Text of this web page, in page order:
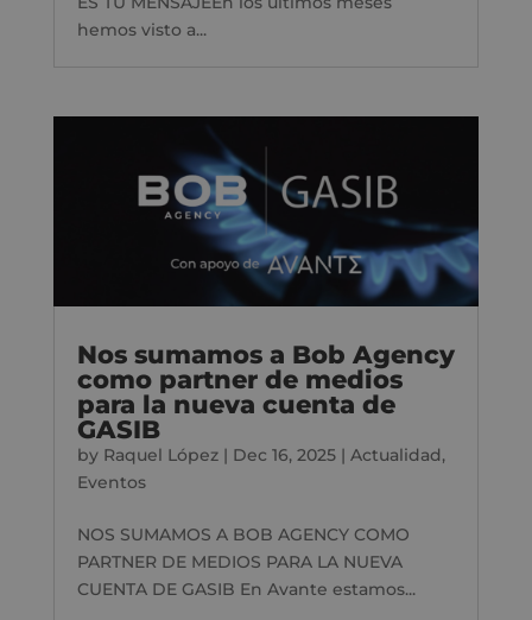
hemos visto a...
Nos sumamos a Bob Agency
como partner de medios
para la nueva cuenta de
GASIB
by Raquel López| Dec 16, 2025| Actualidad,
Eventos
NOS SUMAMOS A BOB AGENCY COMO
PARTNER DE MEDIOS PARA LA NUEVA
CUENTA DE GASIB En Avante estamos...